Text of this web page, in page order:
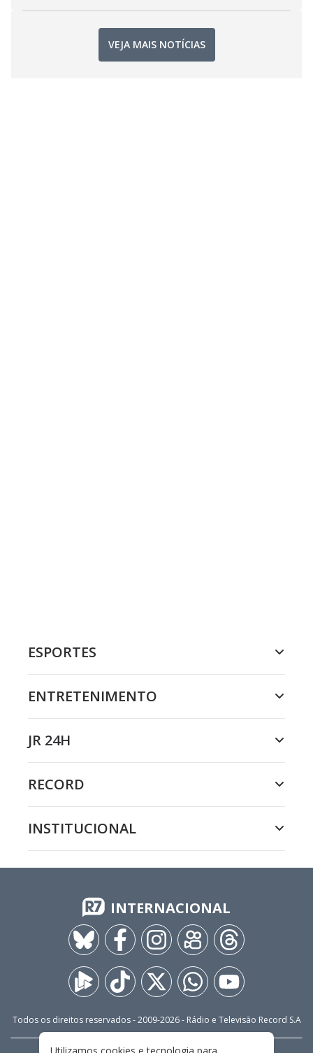
VEJA MAIS NOTÍCIAS
ESPORTES
ENTRETENIMENTO
JR 24H
RECORD
INSTITUCIONAL
INTERNACIONAL
Todos os direitos reservados - 2009-2026- Rádio e Televisão Record S.A